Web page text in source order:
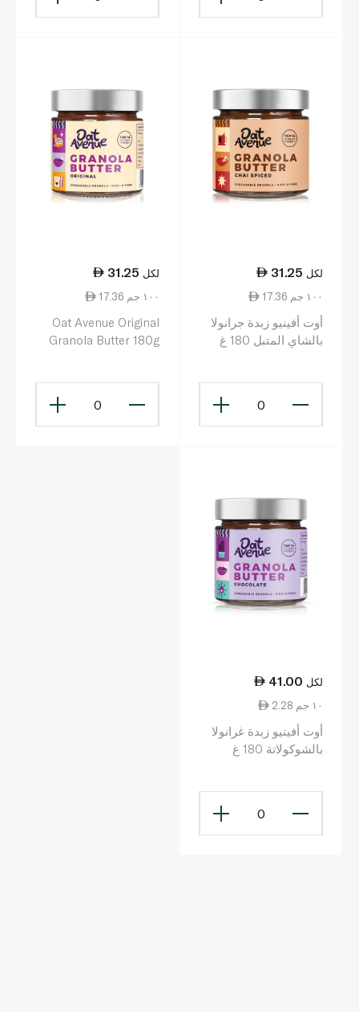
31.25 لكل
17.36 ١٠٠ جم
أوت أفينيو زبدة جرانولا
بالشاي المتبل 180 غ
0
31.25 لكل
17.36 ١٠٠ جم
Oat Avenue Original
Granola Butter 180g
0
41.00 لكل
2.28 ١٠ جم
أوت أفينيو زبدة غرانولا
بالشوكولاتة 180 غ
0